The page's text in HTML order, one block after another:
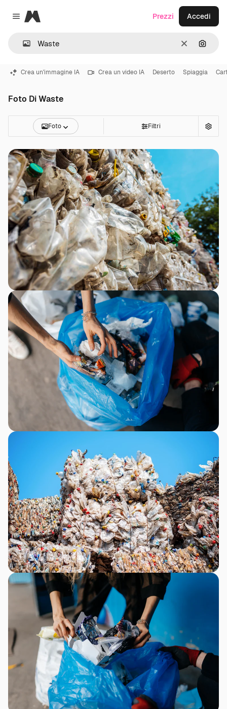
Close menu
Magnific
CancellaCerca
Prezzi Accedi
Crea un'immagine IA Crea un video IA Deserto Spiaggia
Foto Di Waste
Foto Filtri